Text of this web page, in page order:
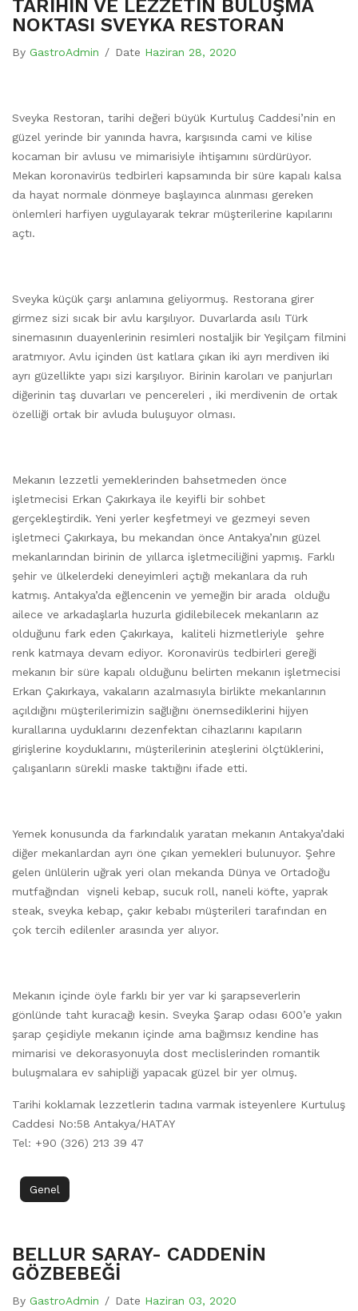
TARİHİN VE LEZZETİN BULUŞMA
NOKTASI SVEYKA RESTORAN
By GastroAdmin / Date Haziran 28, 2020
Sveyka Restoran, tarihi değeri büyük Kurtuluş Caddesi’nin en
güzel yerinde bir yanında havra, karşısında cami ve kilise
kocaman bir avlusu ve mimarisiyle ihtişamını sürdürüyor.
Mekan koronavirüs tedbirleri kapsamında bir süre kapalı kalsa
da hayat normale dönmeye başlayınca alınması gereken
önlemleri harfiyen uygulayarak tekrar müşterilerine kapılarını
açtı.
Sveyka küçük çarşı anlamına geliyormuş. Restorana girer
girmez sizi sıcak bir avlu karşılıyor. Duvarlarda asılı Türk
sinemasının duayenlerinin resimleri nostaljik bir Yeşilçam filmini
aratmıyor. Avlu içinden üst katlara çıkan iki ayrı merdiven iki
ayrı güzellikte yapı sizi karşılıyor. Birinin karoları ve panjurları
diğerinin taş duvarları ve pencereleri , iki merdivenin de ortak
özelliği ortak bir avluda buluşuyor olması.
Mekanın lezzetli yemeklerinden bahsetmeden önce
işletmecisi Erkan Çakırkaya ile keyifli bir sohbet
gerçekleştirdik. Yeni yerler keşfetmeyi ve gezmeyi seven
işletmeci Çakırkaya, bu mekandan önce Antakya’nın güzel
mekanlarından birinin de yıllarca işletmeciliğini yapmış. Farklı
şehir ve ülkelerdeki deneyimleri açtığı mekanlara da ruh
katmış. Antakya’da eğlencenin ve yemeğin bir arada olduğu
ailece ve arkadaşlarla huzurla gidilebilecek mekanların az
olduğunu fark eden Çakırkaya, kaliteli hizmetleriyle şehre
renk katmaya devam ediyor. Koronavirüs tedbirleri gereği
mekanın bir süre kapalı olduğunu belirten mekanın işletmecisi
Erkan Çakırkaya, vakaların azalmasıyla birlikte mekanlarının
açıldığını müşterilerimizin sağlığını önemsediklerini hijyen
kurallarına uyduklarını dezenfektan cihazlarını kapıların
girişlerine koyduklarını, müşterilerinin ateşlerini ölçtüklerini,
çalışanların sürekli maske taktığını ifade etti.
Yemek konusunda da farkındalık yaratan mekanın Antakya’daki
diğer mekanlardan ayrı öne çıkan yemekleri bulunuyor. Şehre
gelen ünlülerin uğrak yeri olan mekanda Dünya ve Ortadoğu
mutfağından vişneli kebap, sucuk roll, naneli köfte, yaprak
steak, sveyka kebap, çakır kebabı müşterileri tarafından en
çok tercih edilenler arasında yer alıyor.
Mekanın içinde öyle farklı bir yer var ki şarapseverlerin
gönlünde taht kuracağı kesin. Sveyka Şarap odası 600’e yakın
şarap çeşidiyle mekanın içinde ama bağımsız kendine has
mimarisi ve dekorasyonuyla dost meclislerinden romantik
buluşmalara ev sahipliği yapacak güzel bir yer olmuş.
Tarihi koklamak lezzetlerin tadına varmak isteyenlere Kurtuluş
Caddesi No:58 Antakya/HATAY
Tel: +90 (326) 213 39 47
Genel
BELLUR SARAY- CADDENİN
GÖZBEBEĞİ
By GastroAdmin / Date Haziran 03, 2020